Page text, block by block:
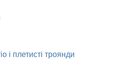
і плетисті троянди